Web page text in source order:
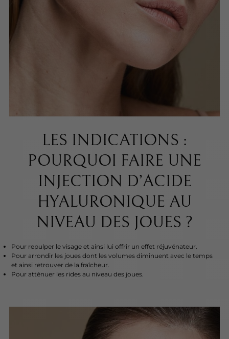
LES INDICATIONS :
POURQUOI FAIRE UNE
INJECTION D’ACIDE
HYALURONIQUE AU
NIVEAU DES JOUES ?
Pour repulper le visage et ainsi lui offrir un effet réjuvénateur.
Pour arrondir les joues dont les volumes diminuent avec le temps
et ainsi retrouver de la fraîcheur.
Pour atténuer les rides au niveau des joues.